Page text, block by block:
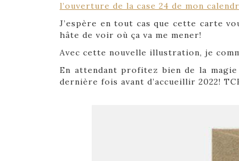
l’ouverture de la case 24 de mon
J’espère en tout cas que cette carte
hâte de voir où ça va me mener!
Avec cette nouvelle illustration, je
En attendant profitez bien de la
dernière fois avant d’accueillir 2022!